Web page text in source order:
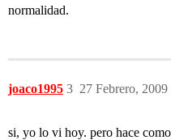
normalidad.
joaco1995 27 Febrero, 2009
3
si, yo lo vi hoy. pero hace